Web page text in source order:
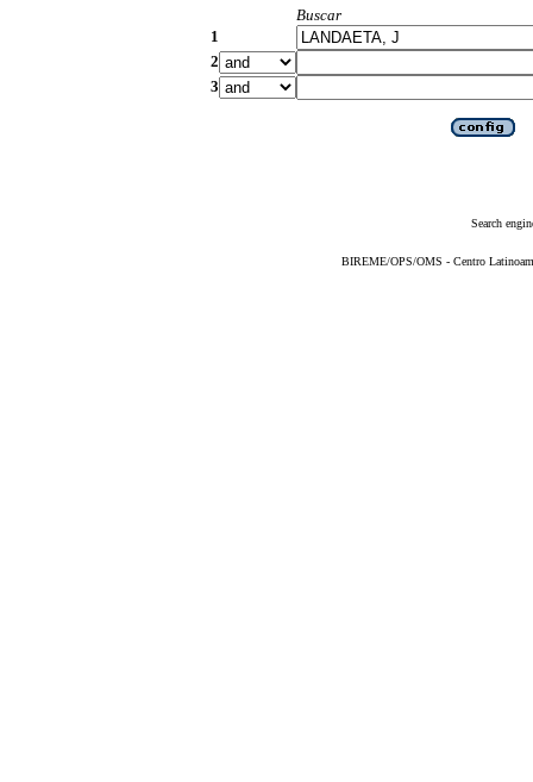
Buscar
1
2
3
Search
BIREME/OPS/OMS - Centro